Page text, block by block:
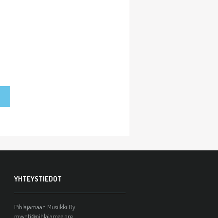
YHTEYSTIEDOT
Pihlajamaan Musiikki Oy
myynti@pihlajamaa.org